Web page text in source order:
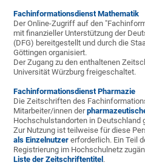
FachinformationsdienstMathematik
Der Online-Zugriff auf den
mit finanzieller Unterstützung der
(DFG) bereitgestellt und durch die
Göttingen organisiert.
Der Zugang zu den enthaltenen
Universität Würzburg freigeschaltet.
Fachinformationsdienst Pharmazie
Die Zeitschriften des
Mitarbeiter/innen der
Hochschulstandorten in Deutschland
Zur Nutzung ist teilweise für diese
als Einzelnutzer erforderlich. Ein Teil
Registrierung im Hochschulnetz
Liste der Zeitschriftentitel .